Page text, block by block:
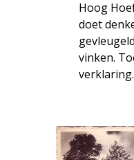
Hoog
doet
vinken.
verklaring.